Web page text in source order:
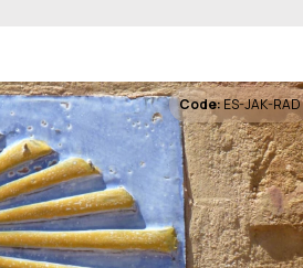
Code:ES-JAK-RAD